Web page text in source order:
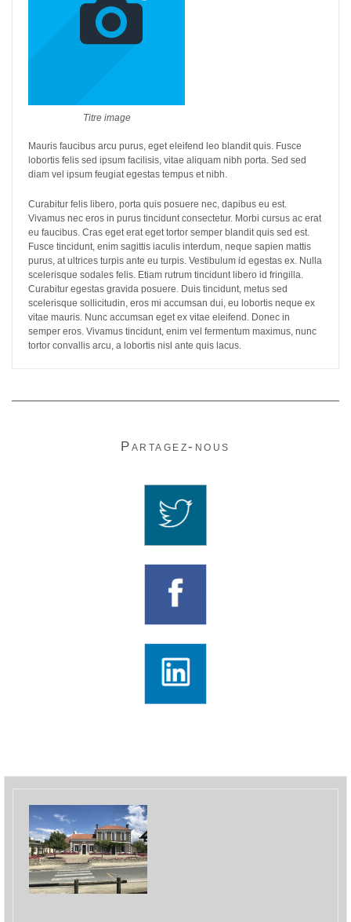
Titre image
Mauris faucibus arcu purus, eget eleifend leo blandit quis. Fusce
lobortis felis sed ipsum facilisis, vitae aliquam nibh porta. Sed sed
diam vel ipsum feugiat egestas tempus et nibh.
Curabitur felis libero, porta quis posuere nec, dapibus eu est.
Vivamus nec eros in purus tincidunt consectetur. Morbi cursus ac erat
eu faucibus. Cras eget erat eget tortor semper blandit quis sed est.
Fusce tincidunt, enim sagittis iaculis interdum, neque sapien mattis
purus, at ultrices turpis ante eu turpis. Vestibulum id egestas ex. Nulla
scelerisque sodales felis. Etiam rutrum tincidunt libero id fringilla.
Curabitur egestas gravida posuere. Duis tincidunt, metus sed
scelerisque sollicitudin, eros mi accumsan dui, eu lobortis neque ex
vitae mauris. Nunc accumsan eget ex vitae eleifend. Donec in
semper eros. Vivamus tincidunt, enim vel fermentum maximus, nunc
tortor convallis arcu, a lobortis nisl ante quis lacus.
Partagez-nous